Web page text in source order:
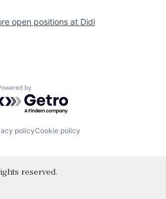
open positions at Didi
by Getro.com
policyCookie policy
reserved.